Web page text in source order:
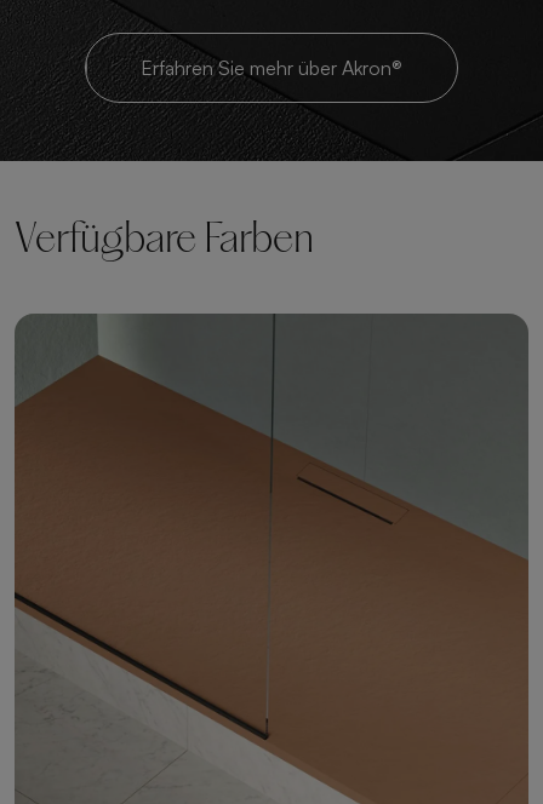
Erfahren Sie mehr über Akron®
Verfügbare Farben